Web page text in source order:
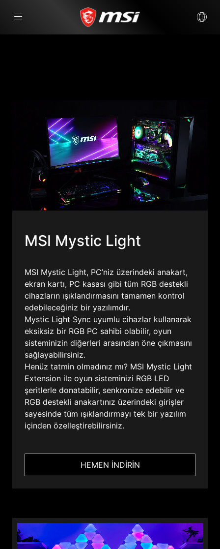
MSI Mystic Light
MSI Mystic Light, PC’niz üzerindeki anakart,
ekran kartı, PC kasası gibi tüm RGB destekli
cihazların ışıklandırmasını tamamen kontrol
edebileceğiniz bir yazılımdır.
Mystic Light Sync uyumlu cihazlar kullanarak
eksiksiz bir RGB PC sahibi olabilir, oyun
sisteminizin diğerleri arasından öne çıkmasını
sağlayabilirsiniz.
Henüz tatmin olmadınız mı? MSI Mystic Light
Extension ile oyun sisteminizi RGB LED
şeritlerle donatabilir, senkronize edebilir ve
RGB destekli anakartınız üzerindeki girişler
sayesinde tüm ışıklandırmayı tek bir yazılım
içinden özelleştirebilirsiniz.
HEMEN İNDİRİN